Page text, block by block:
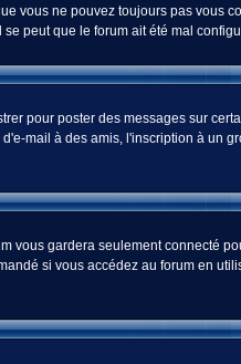
vous ne pouvez toujours pas vous
peut que le forum ait été mal
pour poster des messages sur
mail à des amis, l'inscription à un
vous gardera seulement connecté
si vous accédez au forum en